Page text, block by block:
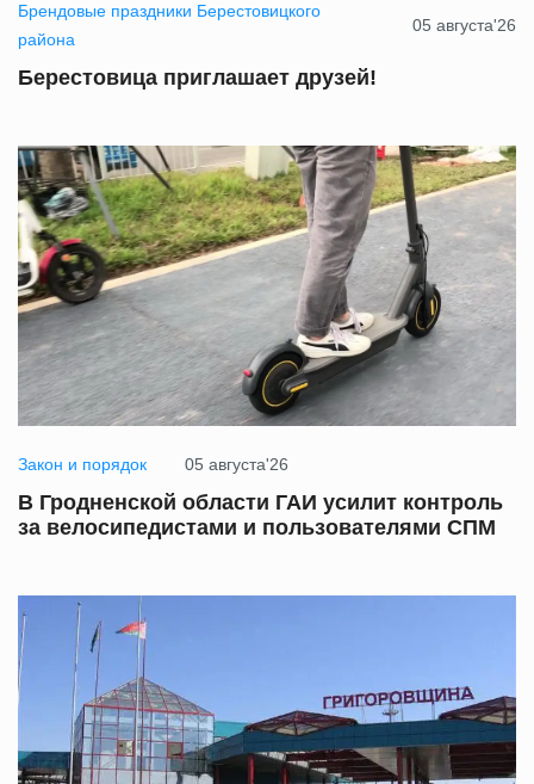
Брендовые праздники Берестовицкого
района
05 августа'26
Берестовица приглашает друзей!
Закон и порядок 05 августа'26
В Гродненской области ГАИ усилит контроль
за велосипедистами и пользователями СПМ